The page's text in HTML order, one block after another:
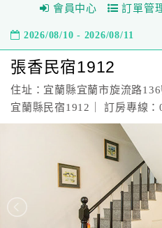
會員中心 訂單管
2026/08/10 - 2026/08/11
張香民宿1912
住址：宜蘭縣宜蘭市旋流路136
宜蘭縣民宿1912｜ 訂房專線：